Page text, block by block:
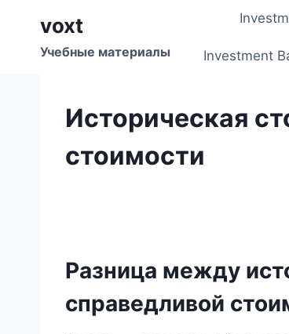
содержимому
voxt
Учебные материалы Investment
Историческая
стоимости
Разница между
справедливой